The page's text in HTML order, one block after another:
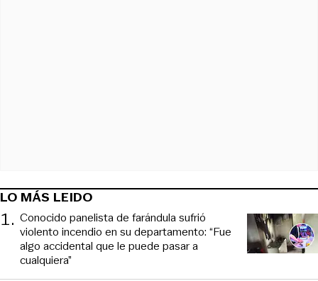
LO MÁS LEIDO
1. Conocido panelista de farándula sufrió
violento incendio en su departamento: “Fue
algo accidental que le puede pasar a
cualquiera”